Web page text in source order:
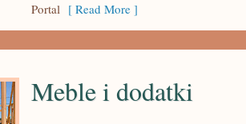
Portal [ Read More ]
Meble i dodatki